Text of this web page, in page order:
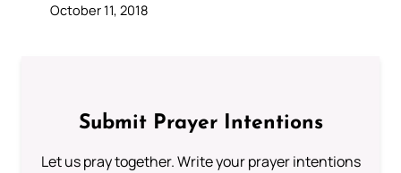
October 11, 2018
Submit Prayer Intentions
Let us pray together. Write your prayer intentions